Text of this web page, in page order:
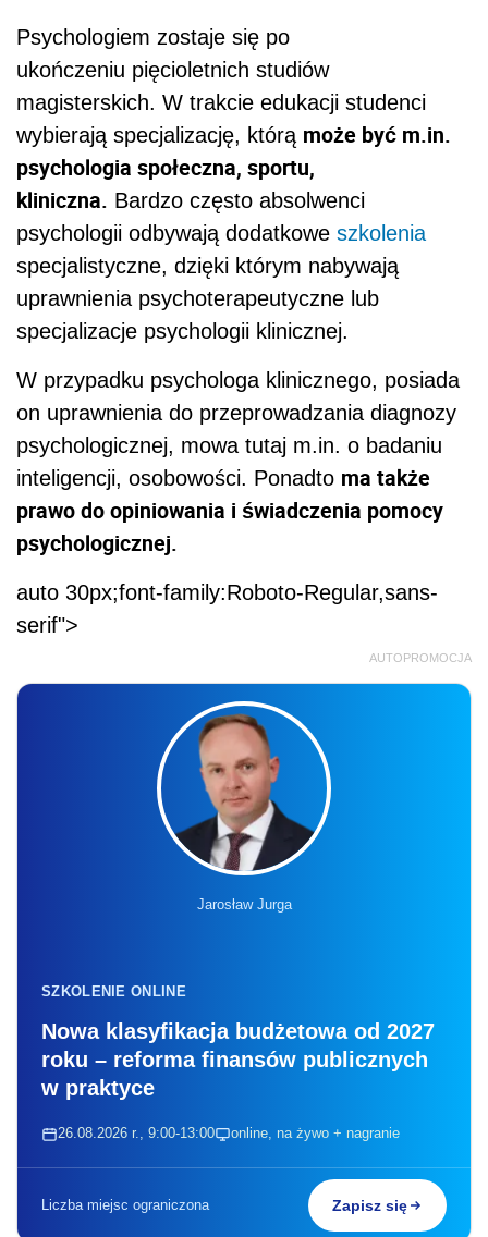
Psychologiem zostaje się po
ukończeniu pięcioletnich studiów
magisterskich. W trakcie edukacji studenci
wybierają specjalizację, którą może być m.in.
psychologia społeczna, sportu,
kliniczna. Bardzo często absolwenci
psychologii odbywają dodatkowe szkolenia
specjalistyczne, dzięki którym nabywają
uprawnienia psychoterapeutyczne lub
specjalizacje psychologii klinicznej.
W przypadku psychologa klinicznego, posiada
on uprawnienia do przeprowadzania diagnozy
psychologicznej, mowa tutaj m.in. o badaniu
inteligencji, osobowości. Ponadto ma także
prawo do opiniowania i świadczenia pomocy
psychologicznej.
auto 30px;font-family:Roboto-Regular,sans-
serif">
AUTOPROMOCJA
Jarosław Jurga
SZKOLENIE ONLINE
Nowa klasyfikacja budżetowa od 2027
roku – reforma finansów publicznych
w praktyce
26.08.2026 r., 9:00-13:00 online, na żywo + nagranie
Liczba miejsc ograniczona Zapisz się